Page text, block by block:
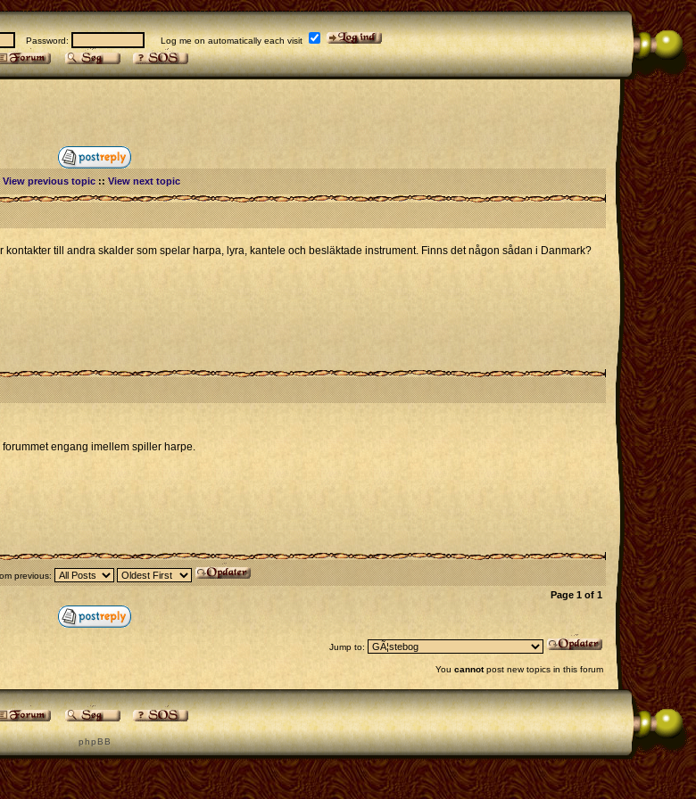
Password: Log me on automatically each visit
View previous topic::View next topic
till andra skalder som spelar harpa, lyra, kantele och besläktade instrument. Finns det någon sådan i Danmark?
engang imellem spiller harpe.
previous:
Page 1 of 1
Jump to:
You cannotpost new topics in this forum
p h p B B